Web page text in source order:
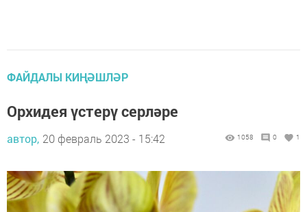
ФАЙДАЛЫ КИҢӘШЛӘР
Орхидея үстерү серләре
автор, 20 февраль 2023 - 15:42 1058 0 1